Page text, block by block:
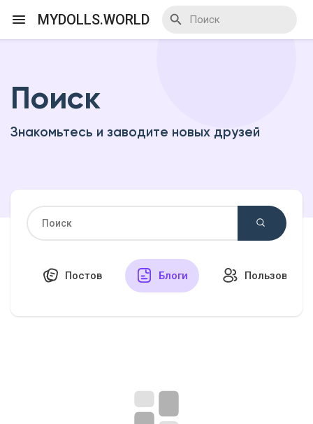
MYDOLLS.WORLD
Я организатор
Смотреть Базар
Поиск
Знакомьтесь и заводите новых друзей
Постов Блоги